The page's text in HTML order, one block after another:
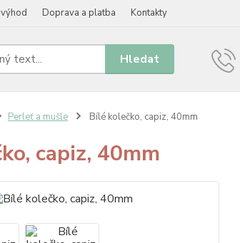
Doprava a platba Kontakty
Hledat
Perleť a mušle Bílé kolečko, capiz, 40mm
capiz, 40mm